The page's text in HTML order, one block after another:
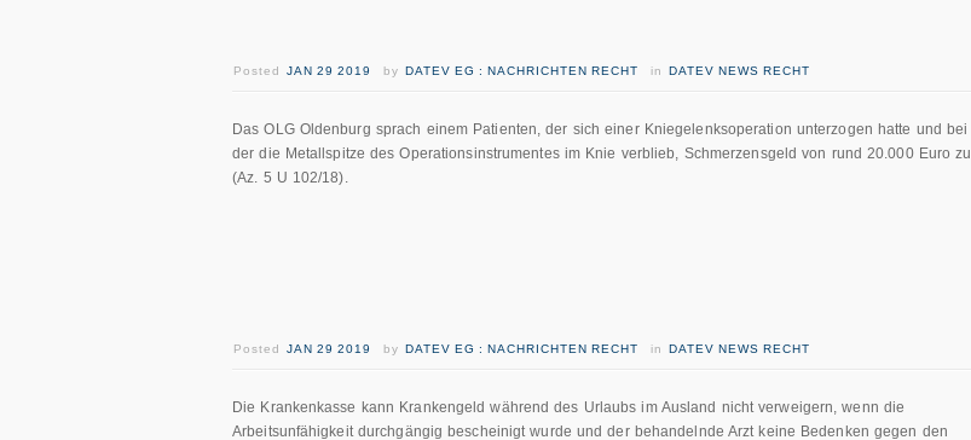
Posted JAN 29 2019 by DATEV EG : NACHRICHTEN RECHT in DATEV NEWS RECHT
Das OLG Oldenburg sprach einem Patienten, der sich einer Kniegelenksoperation unterzogen hatte und bei
der die Metallspitze des Operationsinstrumentes im Knie verblieb, Schmerzensgeld von rund 20.000 Euro zu
(Az. 5 U 102/18).
Posted JAN 29 2019 by DATEV EG : NACHRICHTEN RECHT in DATEV NEWS RECHT
Die Krankenkasse kann Krankengeld während des Urlaubs im Ausland nicht verweigern, wenn die
Arbeitsunfähigkeit durchgängig bescheinigt wurde und der behandelnde Arzt keine Bedenken gegen den